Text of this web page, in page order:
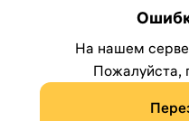
На нашем
Пожалуйста,